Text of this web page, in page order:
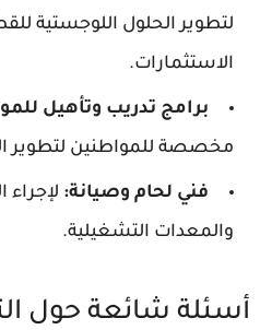
لتطوير الحلول اللوجستية
الاستثمارات.
برامج تدريب وتأهيل
مخصصة للمواطنين لتطوير
فني لحام وصيانة: لإجراء
والمعدات التشغيلية.
أسئلة شائعة حول